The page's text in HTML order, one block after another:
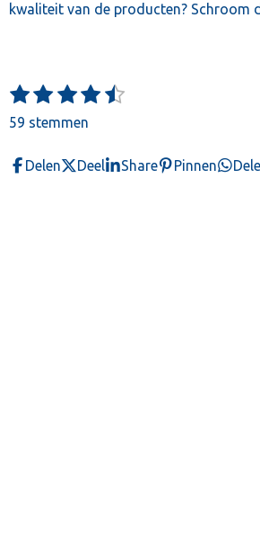
kwaliteit van de producten? Schroom
R
a
1
s
e
r
2
s
e
3
s
e
r
4
s
e
5
e
r
S
m
e
59 stemmen
Delen Deel Share Pinnen